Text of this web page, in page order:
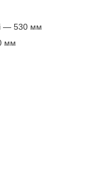
— 530 мм
мм